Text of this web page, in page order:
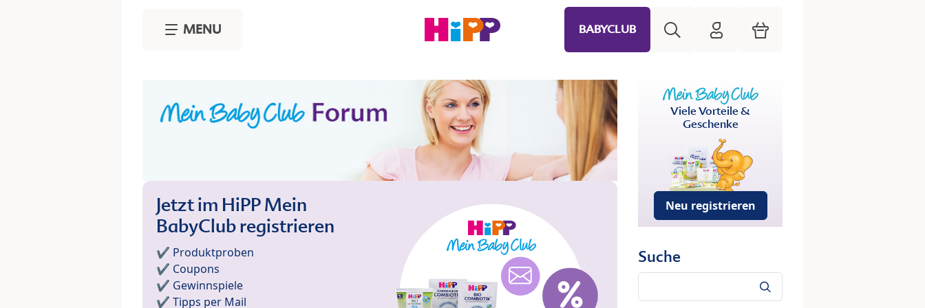
MENU BABYCLUB HiPP Mein Babyclub
Warenkorb
Jetzt im HiPP Mein
BabyClub registrieren
✔️ Produktproben
✔️ Coupons
✔️ Gewinnspiele
✔️ Tipps per Mail
Viele Vorteile &
Geschenke
Neu registrieren
Suche